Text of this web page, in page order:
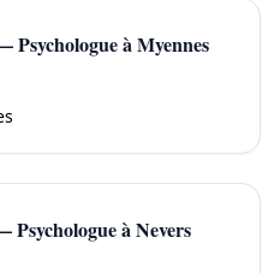
Psychologue à Myennes
à Nevers